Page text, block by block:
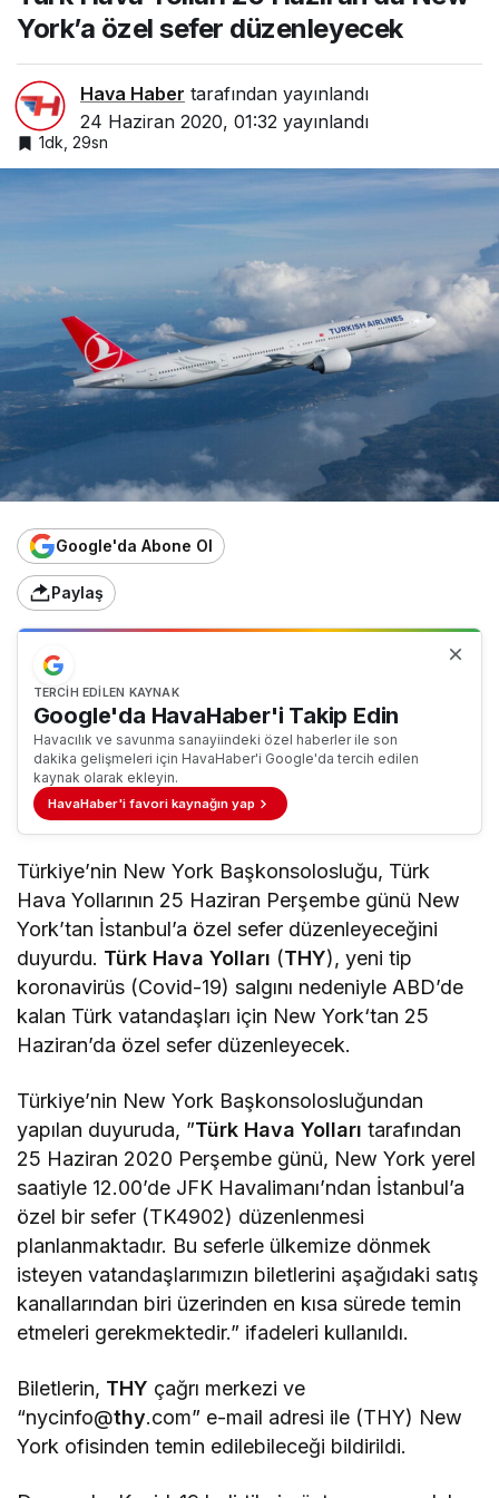
York’a özel sefer düzenleyecek
Hava Haber tarafından yayınlandı
24 Haziran 2020, 01:32 yayınlandı
1dk, 29sn
Google'da Abone Ol
Paylaş
TERCIH EDILEN KAYNAK
Google'da HavaHaber'i Takip Edin
Havacılık ve savunma sanayiindeki özel haberler ile son
dakika gelişmeleri için HavaHaber'i Google'da tercih edilen
kaynak olarak ekleyin.
HavaHaber'i favori kaynağın yap
Türkiye’nin New York Başkonsolosluğu, Türk
Hava Yollarının 25 Haziran Perşembe günü New
York’tan İstanbul’a özel sefer düzenleyeceğini
duyurdu. Türk Hava Yolları (THY), yeni tip
koronavirüs (Covid-19) salgını nedeniyle ABD’de
kalan Türk vatandaşları için New York‘tan 25
Haziran’da özel sefer düzenleyecek.
Türkiye’nin New York Başkonsolosluğundan
yapılan duyuruda, ”Türk Hava Yolları tarafından
25 Haziran 2020 Perşembe günü, New York yerel
saatiyle 12.00’de JFK Havalimanı’ndan İstanbul’a
özel bir sefer (TK4902) düzenlenmesi
planlanmaktadır. Bu seferle ülkemize dönmek
isteyen vatandaşlarımızın biletlerini aşağıdaki satış
kanallarından biri üzerinden en kısa sürede temin
etmeleri gerekmektedir.” ifadeleri kullanıldı.
Biletlerin, THY çağrı merkezi ve
“nycinfo@thy.com” e-mail adresi ile (THY) New
York ofisinden temin edilebileceği bildirildi.